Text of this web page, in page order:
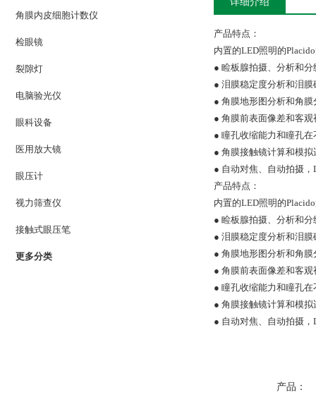
角膜内皮细胞计数仪
检眼镜
裂隙灯
电脑验光仪
眼科设备
医用放大镜
眼压计
视力筛查仪
接触式眼压笔
更多分类
产品特点：
内置的LED照明的
● 睑板腺拍摄、分析和分
● 泪膜稳定度分析和泪
● 角膜地形图分析和角膜
● 角膜前表面像差和客观
● 瞳孔收缩能力和瞳孔
● 角膜接触镜计算和模拟
● 自动对焦、自动拍摄
产品特点：
内置的LED照明的
● 睑板腺拍摄、分析和分
● 泪膜稳定度分析和泪
● 角膜地形图分析和角膜
● 角膜前表面像差和客观
● 瞳孔收缩能力和瞳孔
● 角膜接触镜计算和模拟
● 自动对焦、自动拍摄
产品：